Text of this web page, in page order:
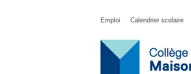
Emploi Calendrier scolaire